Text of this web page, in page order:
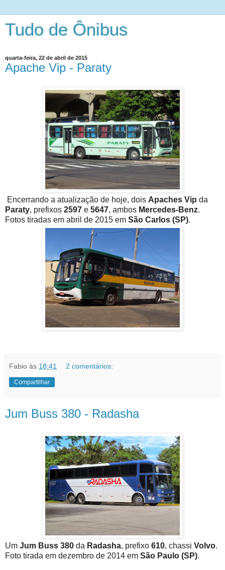
Tudo de Ônibus
quarta-feira, 22 de abril de 2015
Apache Vip - Paraty
Encerrando a atualização de hoje, dois Apaches Vip da
Paraty, prefixos 2597 e 5647, ambos Mercedes-Benz.
Fotos tiradas em abril de 2015 em São Carlos (SP).
Fabio às 18:41 2 comentários:
Compartilhar
Jum Buss 380 - Radasha
Um Jum Buss 380 da Radasha, prefixo 610, chassi Volvo.
Foto tirada em dezembro de 2014 em São Paulo (SP).